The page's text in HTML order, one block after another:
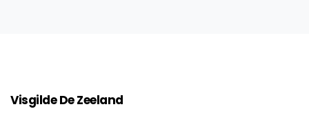
Visgilde DeZeeland